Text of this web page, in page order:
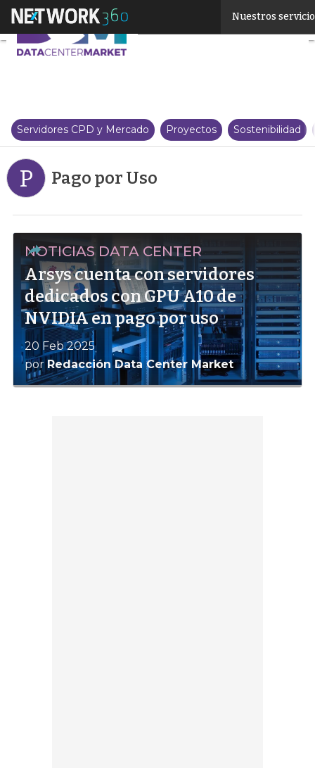
Nuestros
Servidores CPD y Mercado Proyectos Sostenibilidad
P Pago por Uso
NOTICIAS DATA CENTER
Arsys cuenta con servidores
dedicados con GPU A10 de
NVIDIA en pago por uso
20 Feb 2025
por Redacción Data Center Market